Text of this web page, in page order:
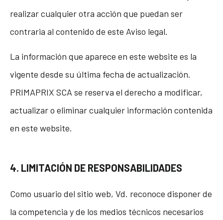
realizar cualquier otra acción que puedan ser
contraria al contenido de este Aviso legal.
La información que aparece en este website es la
vigente desde su última fecha de actualización.
PRIMAPRIX SCA se reserva el derecho a modificar,
actualizar o eliminar cualquier información contenida
en este website.
4. LIMITACIÓN DE RESPONSABILIDADES
Como usuario del sitio web, Vd. reconoce disponer de
la competencia y de los medios técnicos necesarios